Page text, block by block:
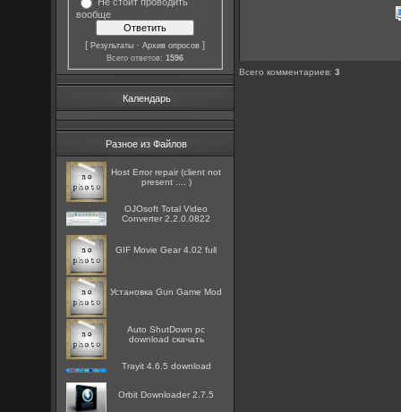
вообще
[Результаты ·Архив опросов ]
Всего ответов:1596
Календарь
Разное из Файлов
Host Error repair (client not
present .... )
OJOsoft Total Video
Converter 2.2.0.0822
GIF Movie Gear 4.02 full
Установка Gun Game Mod
Auto ShutDown pc
download скачать
Trayit 4.6.5 download
Orbit Downloader 2.7.5
Всего комментариев:3